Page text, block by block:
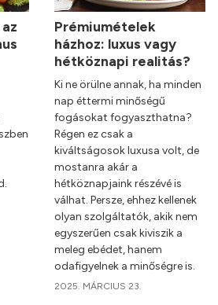
Prémiumételek
házhoz: luxus vagy
hétköznapi realitás?
Ki ne örülne annak, ha minden
nap éttermi minőségű
fogásokat fogyaszthatna?
Régen ez csak a
kiváltságosok luxusa volt, de
mostanra akár a
hétköznapjaink részévé is
válhat. Persze, ehhez kellenek
olyan szolgáltatók, akik nem
egyszerűen csak kiviszik a
meleg ebédet, hanem
odafigyelnek a minőségre is.
2025. MÁRCIUS 23.